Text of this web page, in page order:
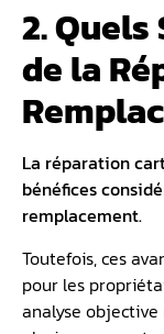
2.
de la
La réparation
bénéfices
remplacement.
Toutefois, ces
pour les
analyse